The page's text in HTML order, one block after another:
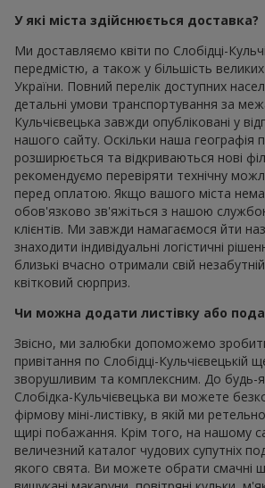
У які міста здійснюється доставка?
Ми доставляємо квіти по Слобідці-
передмістю, а також у більшість
України. Повний перелік доступних
детальні умови транспортування за
Кульчієвецька завжди опубліковані у
нашого сайту. Оскільки наша географія
розширюється та відкриваються нові
рекомендуємо перевіряти технічну
перед оплатою. Якщо вашого міста
обов'язково зв'яжіться з нашою
клієнтів. Ми завжди намагаємося йти
знаходити індивідуальні логістичні
близькі вчасно отримали свій
квітковий сюрприз.
Чи можна додати листівку або
Звісно, ми залюбки допоможемо
привітання по Слобідці-Кульчієвецькій
зворушливим та комплексним. До будь-
Слобідка-Кульчієвецька ви можете
фірмову міні-листівку, в якій ми
щирі побажання. Крім того, на нашому
величезний каталог чудових супутніх
якого свята. Ви можете обрати смачні